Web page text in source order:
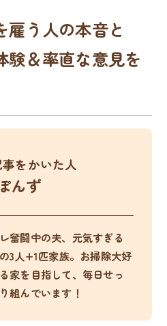
雇う人の本音と
験＆率直な意見を
をかいた人
んず
奮闘中の夫、元気すぎる
3人+1匹家族。お掃除大好
家を目指して、毎日せっ
組んでいます！